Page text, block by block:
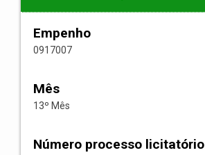
Empenho
0917007
Mês
13º Mês
Número processo licitatório